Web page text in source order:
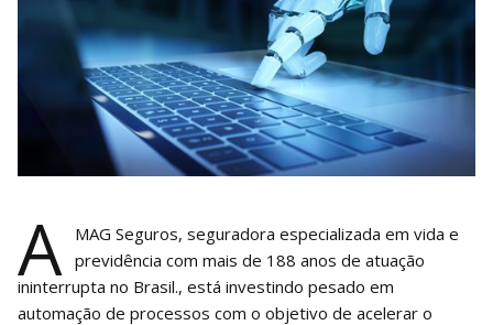
A
MAG Seguros, seguradora especializada em vida e
previdência com mais de 188 anos de atuação
ininterrupta no Brasil., está investindo pesado em
automação de processos com o objetivo de acelerar o